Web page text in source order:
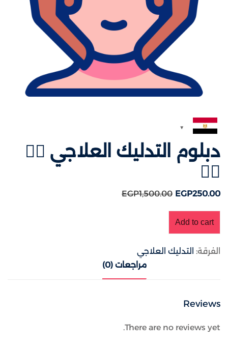
Light
دبلوم التدليك العلاجي 💆‍♀️
💆‍♂️
EGP1,500.00 EGP250.00
Add to cart
الفرقة:
التدليك العلاجي
مراجعات (0)
Reviews
There are no reviews yet.